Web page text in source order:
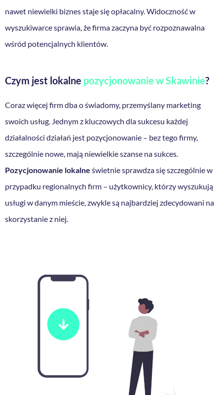
nawet niewielki biznes staje się opłacalny. Widoczność w
wyszukiwarce sprawia, że firma zaczyna być rozpoznawalna
wśród potencjalnych klientów.
Czym jest lokalne pozycjonowanie w Skawinie?
Coraz więcej firm dba o świadomy, przemyślany marketing
swoich usług. Jednym z kluczowych dla sukcesu każdej
działalności działań jest pozycjonowanie – bez tego firmy,
szczególnie nowe, mają niewielkie szanse na sukces.
Pozycjonowanie lokalne świetnie sprawdza się szczególnie w
przypadku regionalnych firm – użytkownicy, którzy wyszukują
usługi w danym mieście, zwykle są najbardziej zdecydowani na
skorzystanie z niej.